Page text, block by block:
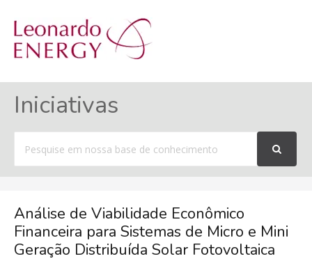
Iniciativas
por
Análise de Viabilidade Econômico
Financeira para Sistemas de Micro e Mini
Geração Distribuída Solar Fotovoltaica